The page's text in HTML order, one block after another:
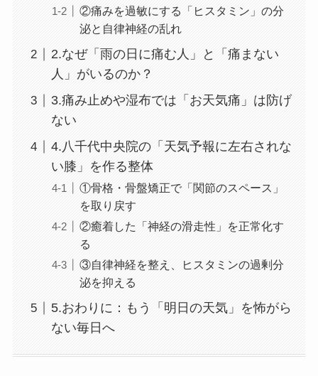
②痛みを過敏にする「ヒスタミン」の分
泌と自律神経の乱れ
2.なぜ「雨の日に痛む人」と「痛まない
人」がいるのか？
3.痛み止めや湿布では「お天気痛」は防げ
ない
4.八千代中央院の「天気予報に左右されな
い膝」を作る整体
①骨格・骨盤矯正で「関節のスペース」
を取り戻す
②癒着した「神経の滑走性」を正常化す
る
③自律神経を整え、ヒスタミンの過剰分
泌を抑える
5.おわりに：もう「明日の天気」を怖がら
ない毎日へ